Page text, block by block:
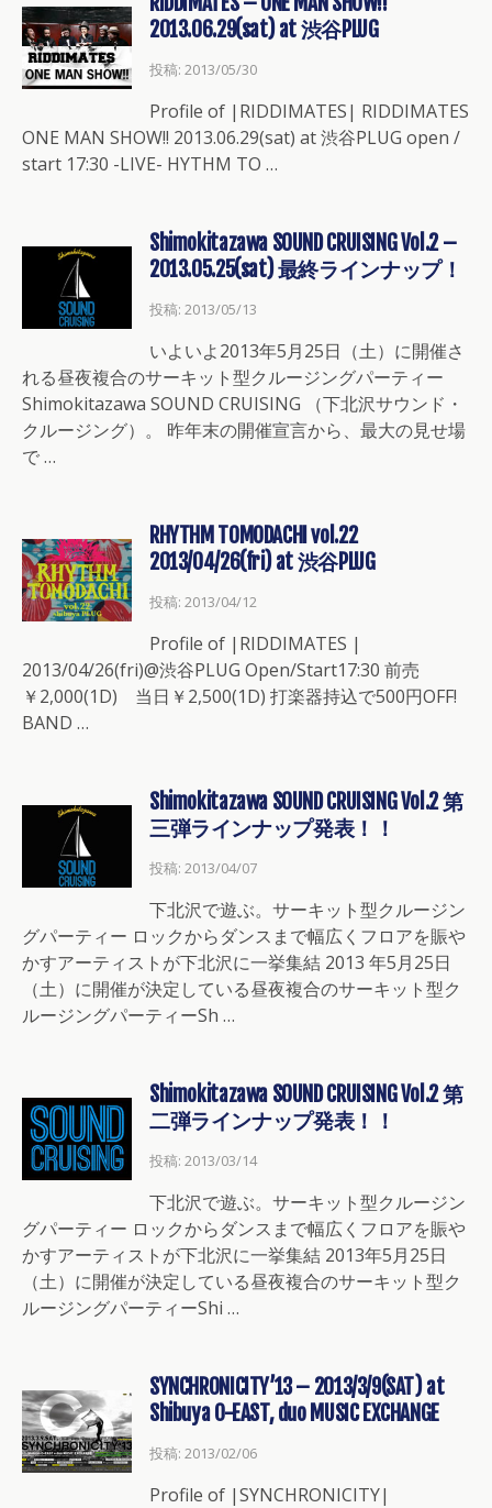
2013.06.29(sat) at 渋谷PLUG
投稿: 2013/05/30
Profile of |RIDDIMATES| RIDDIMATES
ONE MAN SHOW!! 2013.06.29(sat) at 渋谷PLUG open /
start 17:30 -LIVE- HYTHM TO …
Shimokitazawa SOUND CRUISING Vol.2 –
2013.05.25(sat) 最終ラインナップ！
投稿: 2013/05/13
いよいよ2013年5月25日（土）に開催さ
れる昼夜複合のサーキット型クルージングパーティー
Shimokitazawa SOUND CRUISING （下北沢サウンド・
クルージング）。 昨年末の開催宣言から、最大の見せ場
で …
RHYTHM TOMODACHI vol.22
2013/04/26(fri) at 渋谷PLUG
投稿: 2013/04/12
Profile of |RIDDIMATES |
2013/04/26(fri)@渋谷PLUG Open/Start17:30 前売
￥2,000(1D) 当日￥2,500(1D) 打楽器持込で500円OFF!
BAND …
Shimokitazawa SOUND CRUISING Vol.2 第
三弾ラインナップ発表！！
投稿: 2013/04/07
下北沢で遊ぶ。サーキット型クルージン
グパーティー ロックからダンスまで幅広くフロアを賑や
かすアーティストが下北沢に一挙集結 2013 年5月25日
（土）に開催が決定している昼夜複合のサーキット型ク
ルージングパーティーSh …
Shimokitazawa SOUND CRUISING Vol.2 第
二弾ラインナップ発表！！
投稿: 2013/03/14
下北沢で遊ぶ。サーキット型クルージン
グパーティー ロックからダンスまで幅広くフロアを賑や
かすアーティストが下北沢に一挙集結 2013年5月25日
（土）に開催が決定している昼夜複合のサーキット型ク
ルージングパーティーShi …
SYNCHRONICITY’13 – 2013/3/9(SAT) at
Shibuya O-EAST, duo MUSIC EXCHANGE
投稿: 2013/02/06
Profile of |SYNCHRONICITY|